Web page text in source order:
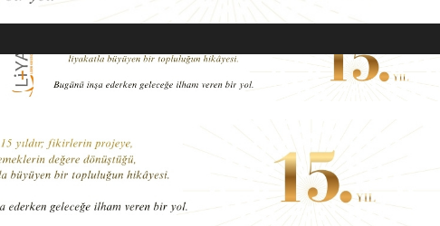
EKONOMI MODA GÜZELLIK YAŞAM SANAT